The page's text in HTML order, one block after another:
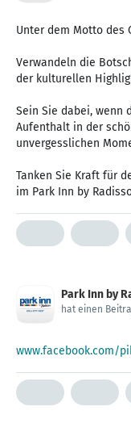
Unter dem Motto des
Verwandeln die
der kulturellen
Sein Sie dabei, wenn
Aufenthalt in der
unvergesslichen
Tanken Sie Kraft für
im Park Inn by
Park Inn by
hat einen
www.facebook.com/